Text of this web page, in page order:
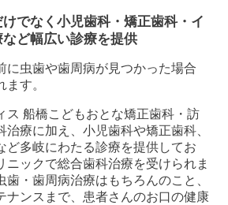
でなく小児歯科・矯正歯科・イ
ど幅広い診療を提供
に虫歯や歯周病が見つかった場合
す。
ス 船橋こどもおとな矯正歯科・訪
治療に加え、小児歯科や矯正歯科、
ど多岐にわたる診療を提供してお
ニックで総合歯科治療を受けられま
歯・歯周病治療はもちろんのこと、
ナンスまで、患者さんのお口の健康